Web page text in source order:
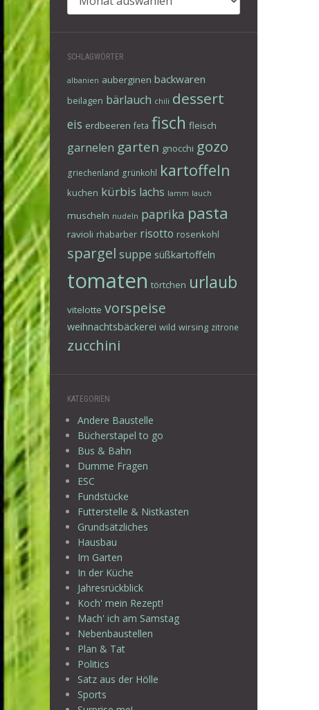
SCHLAGWÖRTER
albanien auberginen backwaren
beilagen bärlauch chili dessert
eis erdbeeren feta fisch fleisch
garnelen garten gnocchi gozo
griechenland grünkohl kartoffeln
kuchen kürbis lachs lamm lauch
muscheln nudeln paprika pasta
ravioli rhabarber risotto rosenkohl
spargel suppe süßkartoffeln
tomaten törtchen urlaub
vitelotte vorspeise
weihnachtsbäckerei wild wirsing zitrone
zucchini
KATEGORIEN
Andere Baustelle
Bücherstapel to go
Bus & Bahn
Dumme Fragen
ESC
Fundstücke
Futterstelle & Nistkasten
Grundsätzliches
Hausbau
Im Garten
In der Küche
Jahresrückblick
Koch' mein Rezept!
Mach' ich am Samstag
Nebenbaustellen
Plan & Tat
Politics
Satz aus der Hölle
Sports